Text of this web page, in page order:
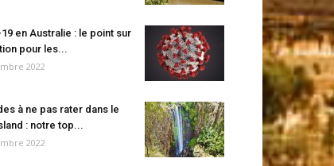
19 en Australie : le point sur
pour les...
2022
à ne pas rater dans le
: notre top...
2022